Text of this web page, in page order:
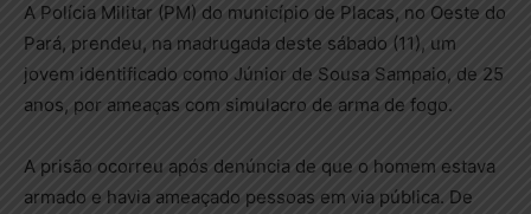
A Polícia Militar (PM) do município de Placas, no Oeste do
Pará, prendeu, na madrugada deste sábado (11), um
jovem identificado como Júnior de Sousa Sampaio, de 25
anos, por ameaças com simulacro de arma de fogo.
A prisão ocorreu após denúncia de que o homem estava
armado e havia ameaçado pessoas em via pública. De